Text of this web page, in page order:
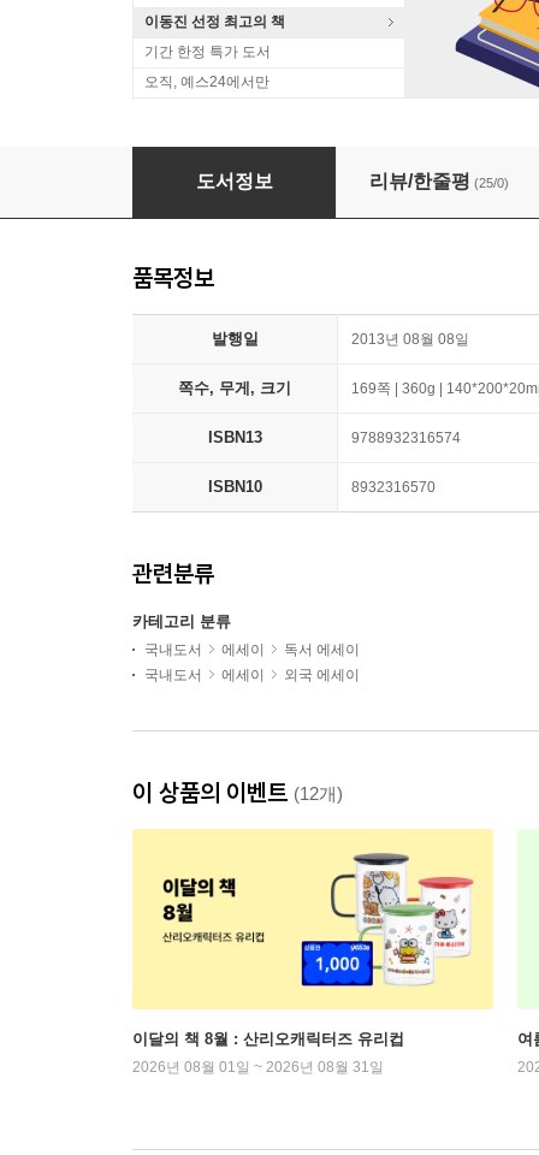
이동진 선정 최고의 책
기간 한정 특가 도서
오직, 예스24에서만
책으로 가는 문
도서정보 리뷰/한줄평 (25/0)
품목정보
발행일 2013년 08월 08일
쪽수, 무게, 크기 169쪽 | 360g |
ISBN13 9788932316574
ISBN10 8932316570
관련분류
카테고리 분류
국내도서 에세이
독서 에세이
국내도서
에세이 외국 에세이
이 상품의 이벤트 (12개)
이달의 책 8월 : 산리오캐릭터즈 유리컵
2026년 08월 01일 ~ 2026년 08월 31일
여